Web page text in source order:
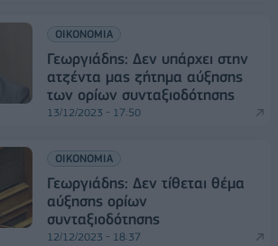
ΟΙΚΟΝΟΜΙΑ
Γεωργιάδης: Δεν υπάρχει στην
ατζέντα μας ζήτημα αύξησης
των ορίων συνταξιοδότησης
13/12/2023 - 17:50
ΟΙΚΟΝΟΜΙΑ
Γεωργιάδης: Δεν τίθεται θέμα
αύξησης ορίων
συνταξιοδότησης
12/12/2023 - 18:37